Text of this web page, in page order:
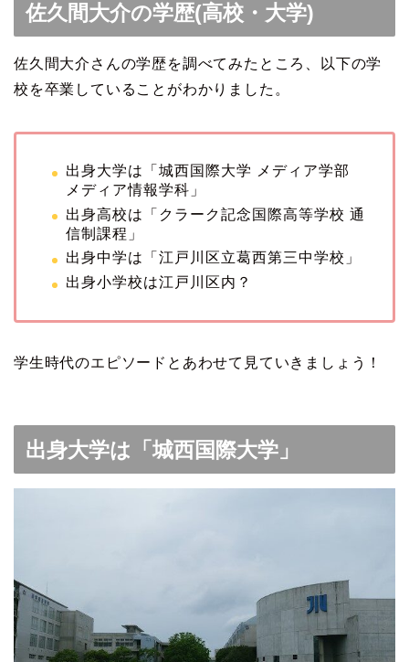
佐久間大介の学歴(高校・大学)
佐久間大介さんの学歴を調べてみたところ、以下の学
校を卒業していることがわかりました。
出身大学は「城西国際大学 メディア学部
メディア情報学科」
出身高校は「クラーク記念国際高等学校 通
信制課程」
出身中学は「江戸川区立葛西第三中学校」
出身小学校は江戸川区内？
学生時代のエピソードとあわせて見ていきましょう！
出身大学は「城西国際大学」